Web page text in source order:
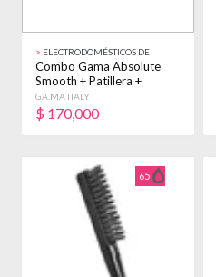
> ELECTRODOMÉSTICOS DE
BELLEZA
Combo Gama Absolute
Smooth + Patillera +
Afeitadora Belprof Negro
GA.MA ITALY
$ 170,000
65